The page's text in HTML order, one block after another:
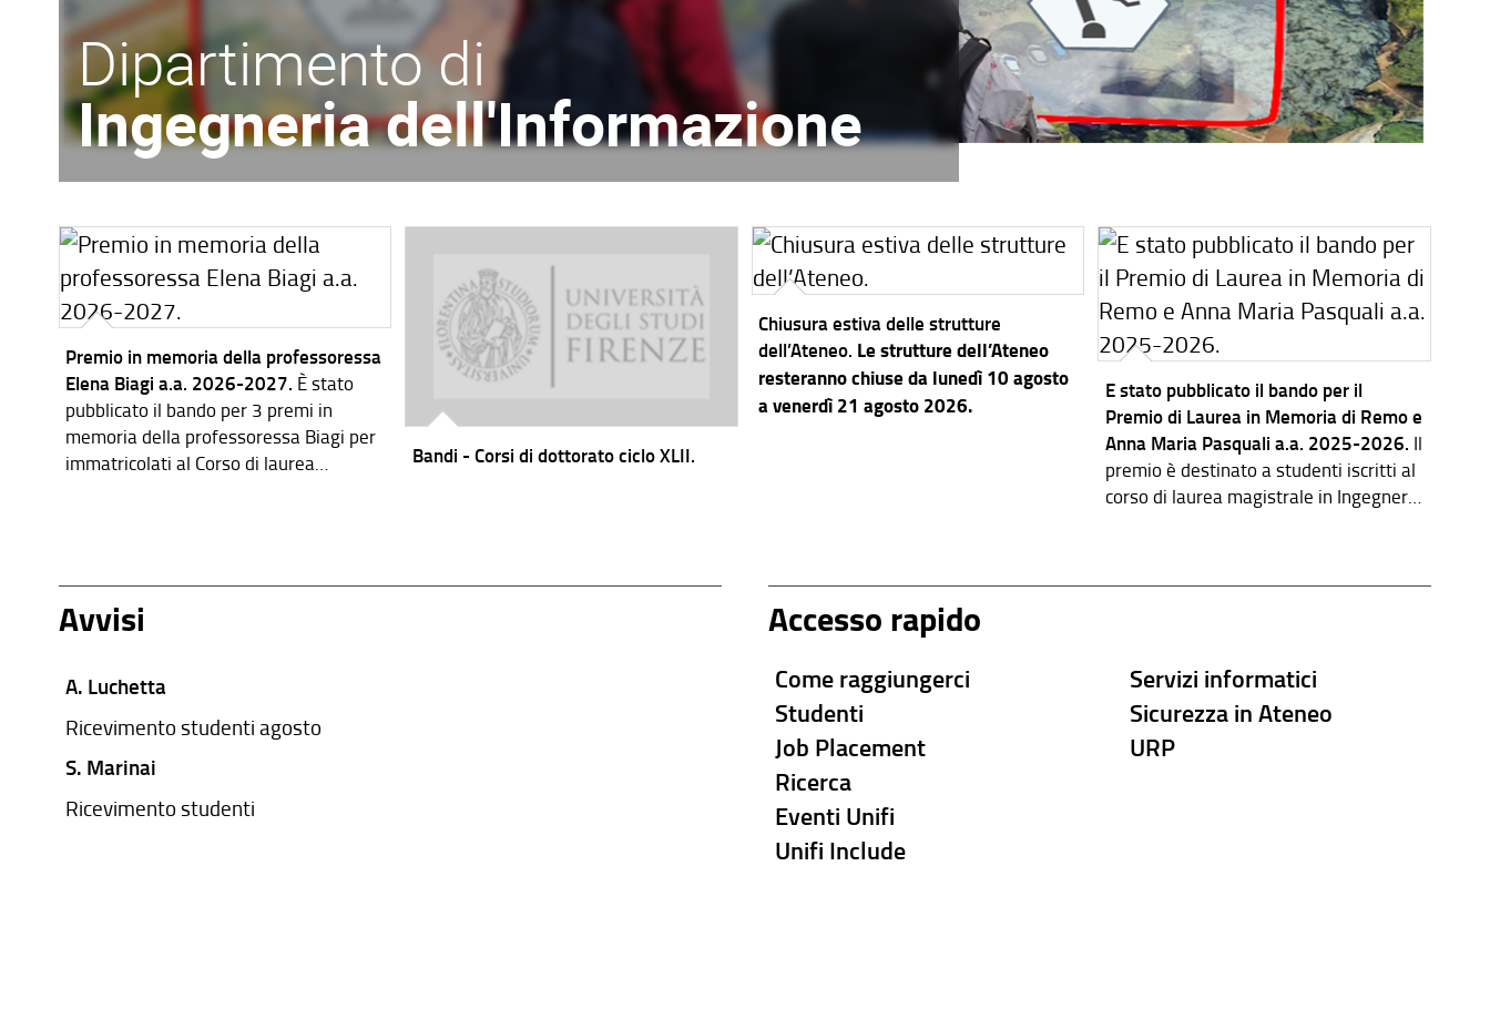
Dipartimento di
Ingegneria dell'Informazione
Premio in memoria della professoressa
Elena Biagi a.a. 2026-2027. È stato
pubblicato il bando per 3 premi in
memoria della professoressa Biagi per
immatricolati al Corso di laurea
Bandi - Corsi di dottorato ciclo XLII.
Chiusura estiva delle strutture
dell’Ateneo. Le strutture dell’Ateneo
resteranno chiuse da lunedì 10 agosto
a venerdì 21 agosto 2026.
E stato pubblicato il bando per il
Premio di Laurea in Memoria di Remo e
Anna Maria Pasquali a.a. 2025-2026. Il
premio è destinato a studenti iscritti al
corso di laurea magistrale in Ingegneria
Avvisi
A. Luchetta
Ricevimento studenti agosto
S. Marinai
Ricevimento studenti
Accesso rapido
Come raggiungerci
Studenti
Job Placement
Ricerca
Eventi Unifi
Unifi Include
Servizi informatici
Sicurezza in Ateneo
URP